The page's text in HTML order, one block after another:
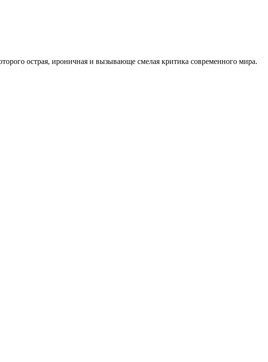
острая, ироничная и вызывающе смелая критика современного мира.